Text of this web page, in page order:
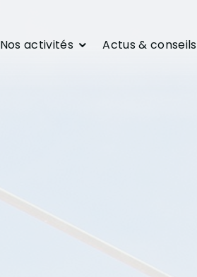
Nos activités Actus & conseils